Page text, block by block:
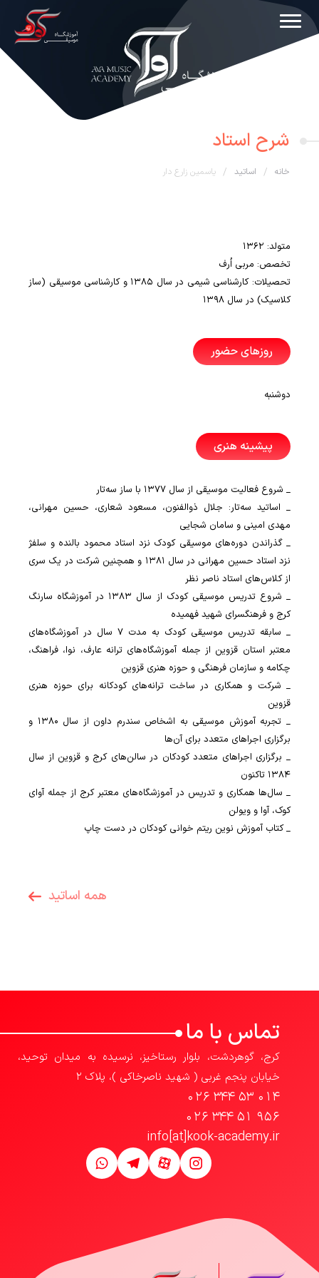
شرح استاد
خانه / اساتید / یاسمین زارع دار
متولد: 1362
تخصص: مربی اُرف
تحصیلات: کارشناسی شیمی در سال 1385 و کارشناسی موسیقی (ساز
کلاسیک) در سال 1398
روزهای حضور
دوشنبه
پیشینه هنری
_ شروع فعالیت موسیقی از سال ۱۳۷۷ با ساز سه‌تار
_ اساتید سه‌تار: جلال ذوالفنون، مسعود شعاری، حسین مهرانی،
مهدی امینی و سامان شجایی
_ گذراندن دوره‌های موسیقی کودک نزد استاد محمود بالنده و سلفژ
نزد استاد حسین مهرانی در سال ۱۳۸۱ و همچنین شرکت در یک سری
از کلاس‌های استاد ناصر نظر
_ شروع تدریس موسیقی کودک از سال ۱۳۸۳ در آموزشگاه سارنگ
کرج و فرهنگسرای شهید فهمیده
_ سابقه تدریس موسیقی کودک به مدت ۷ سال در آموزشگاه‌های
معتبر استان قزوین از جمله آموزشگاه‌های ترانه عارف، نوا، فراهنگ،
چکامه و سازمان فرهنگی و حوزه هنری قزوین
_ شرکت و همکاری در ساخت ترانه‌های کودکانه برای حوزه هنری
قزوین
_ تجربه آموزش موسیقی به اشخاص سندرم داون از سال ۱۳۸۰ و
برگزاری اجراهای متعدد برای آن‌ها
_ برگزاری اجراهای متعدد کودکان در سالن‌های کرج و قزوین از سال
۱۳۸۴ تاکنون
_ سال‌ها همکاری و تدریس در آموزشگاه‌های معتبر کرج از جمله آوای
کوک، آوا و ویولن
_ کتاب آموزش نوین ریتم خوانی کودکان در دست چاپ
همه اساتید
تماس با ما
کرج، گوهردشت، بلوار رستاخیز، نرسیده به میدان توحید،
خیابان پنجم غربی ( شهید ناصرخاکی )، پلاک 2
026 344 53 014
026 344 51 956
info[at]kook-academy.ir